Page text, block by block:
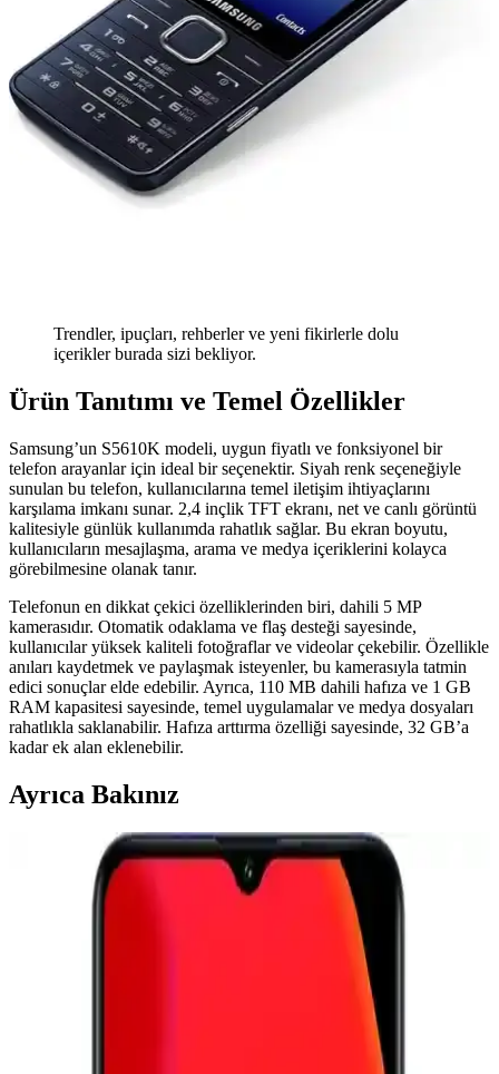
Trendler, ipuçları, rehberler ve yeni fikirlerle dolu
içerikler burada sizi bekliyor.
Ürün Tanıtımı ve Temel Özellikler
Samsung’un S5610K modeli, uygun fiyatlı ve fonksiyonel bir
telefon arayanlar için ideal bir seçenektir. Siyah renk seçeneğiyle
sunulan bu telefon, kullanıcılarına temel iletişim ihtiyaçlarını
karşılama imkanı sunar. 2,4 inçlik TFT ekranı, net ve canlı görüntü
kalitesiyle günlük kullanımda rahatlık sağlar. Bu ekran boyutu,
kullanıcıların mesajlaşma, arama ve medya içeriklerini kolayca
görebilmesine olanak tanır.
Telefonun en dikkat çekici özelliklerinden biri, dahili 5 MP
kamerasıdır. Otomatik odaklama ve flaş desteği sayesinde,
kullanıcılar yüksek kaliteli fotoğraflar ve videolar çekebilir. Özellikle
anıları kaydetmek ve paylaşmak isteyenler, bu kamerasıyla tatmin
edici sonuçlar elde edebilir. Ayrıca, 110 MB dahili hafıza ve 1 GB
RAM kapasitesi sayesinde, temel uygulamalar ve medya dosyaları
rahatlıkla saklanabilir. Hafıza arttırma özelliği sayesinde, 32 GB’a
kadar ek alan eklenebilir.
Ayrıca Bakınız
Telefon Kamera Lens Koruyucularının Gerekliliği ve
Optik Performansa Etkileri
Telefon kamera lens koruyucuları çizilmeyi önlemeyi amaçlasa da
optik kaliteyi düşürebilir. Lensler dayanıklı malzemeden yapıldığı
için yükseltilmiş kılıflar ve alüminyum koruyucular daha etkili
Samsung Galaxy Z TriFold'un Üç Ayda Piyasadan
Kaldırılması ve Katlanabilir Telefonların Geleceği